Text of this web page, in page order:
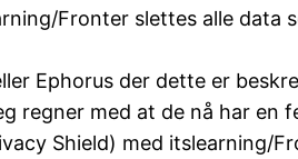
Fronter slettes alle data
Ephorus der dette er
regner med at de nå har en
Shield) med itslearning/